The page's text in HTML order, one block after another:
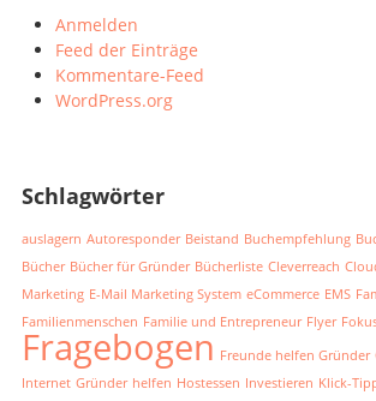
Anmelden
Feed der Einträge
Kommentare-Feed
WordPress.org
Schlagwörter
auslagern Autoresponder Beistand Buchempfehlung
Bücher Bücher für Gründer Bücherliste Cleverreach
Marketing E-Mail Marketing System eCommerce EMS
Familienmenschen Familie und Entrepreneur Flyer
Fragebogen Freunde helfen Gründer
Internet Gründer helfen Hostessen Investieren Klick-